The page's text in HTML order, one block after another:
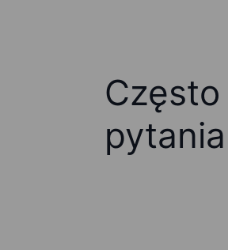
pytania